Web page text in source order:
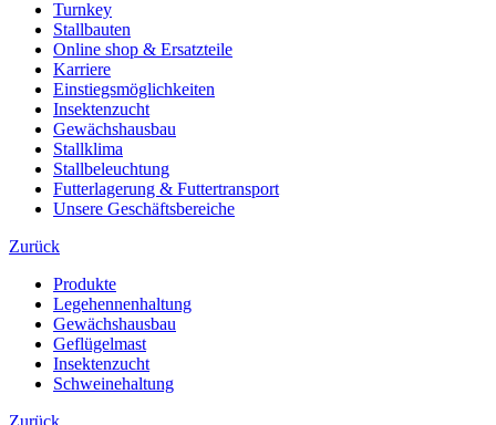
Turnkey
Stallbauten
Online shop & Ersatzteile
Karriere
Einstiegsmöglichkeiten
Insektenzucht
Gewächshausbau
Stallklima
Stallbeleuchtung
Futterlagerung & Futtertransport
Unsere Geschäftsbereiche
Zurück
Produkte
Legehennenhaltung
Gewächshausbau
Geflügelmast
Insektenzucht
Schweinehaltung